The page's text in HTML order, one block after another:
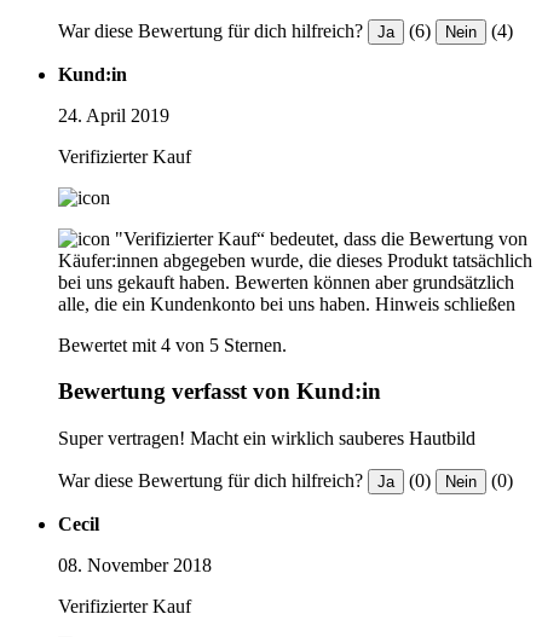
War diese Bewertung für dich hilfreich? Ja (6) Nein (4)
Kund:in
24. April 2019
Verifizierter Kauf
"Verifizierter Kauf“ bedeutet, dass die Bewertung von
Käufer:innen abgegeben wurde, die dieses Produkt tatsächlich
bei uns gekauft haben. Bewerten können aber grundsätzlich
alle, die ein Kundenkonto bei uns haben. Hinweis schließen
Bewertet mit 4 von 5 Sternen.
Bewertung verfasst von Kund:in
Super vertragen! Macht ein wirklich sauberes Hautbild
War diese Bewertung für dich hilfreich? Ja (0) Nein (0)
Cecil
08. November 2018
Verifizierter Kauf